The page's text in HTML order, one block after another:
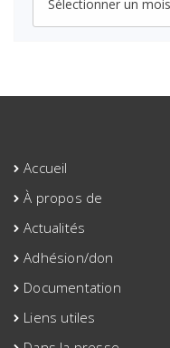
Accueil
À propos de
Actualités
Adhésion/don
Documentation
Liens utiles